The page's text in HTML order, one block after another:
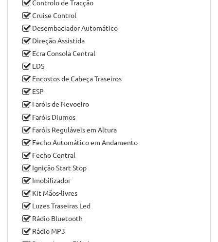
Ar Condicionado para Zona Traseira
Bancos Desportivos
Bancos Rebatíveis
Bluetooth
Comandos do Rádio no Volante
Comandos por Voz
Computador de Bordo
Controlo de Estabilidade
Controlo de Tracção
Cruise Control
Desembaciador Automático
Direção Assistida
Ecra Consola Central
EDS
Encostos de Cabeça Traseiros
ESP
Faróis de Nevoeiro
Faróis Diurnos
Faróis Reguláveis em Altura